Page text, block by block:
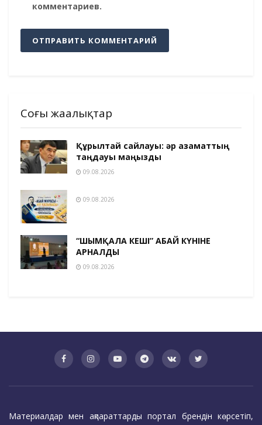
комментариев.
Соңғы жаңалықтар
Құрылтай сайлауы: әр азаматтың
таңдауы маңызды
09.08.2026
09.08.2026
“ШЫМҚАЛА КЕШІ” АБАЙ КҮНІНЕ
АРНАЛДЫ
09.08.2026
Материалдар мен ақпараттарды портал брендін көрсетіп,